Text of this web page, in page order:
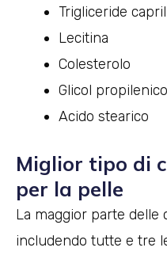
Trigliceride
Lecitina
Colesterolo
Glicol propilenico
Acido stearico
Miglior tipo di
per la pelle
La maggior parte
includendo tutte e tre